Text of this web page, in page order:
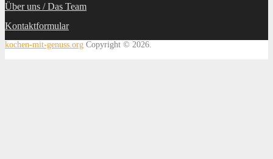
Über uns / Das Team
Kontaktformular
kochen-mit-genuss.org Copyright © 2026.